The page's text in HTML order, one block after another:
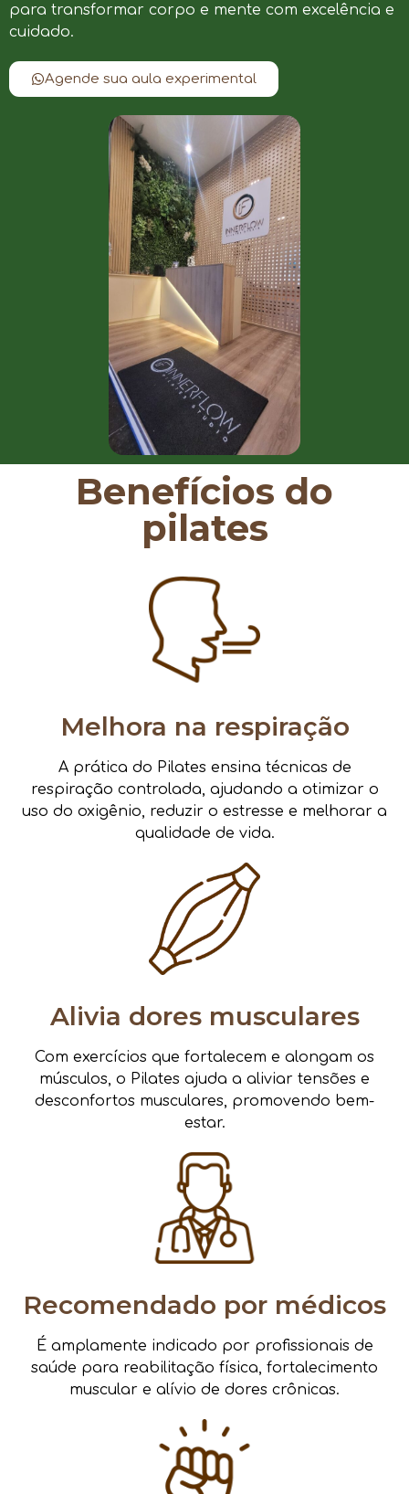
para transformar corpo e mente com excelência e
cuidado.
Agende sua aula experimental
Benefícios do
pilates
Melhora na respiração
A prática do Pilates ensina técnicas de
respiração controlada, ajudando a otimizar o
uso do oxigênio, reduzir o estresse e melhorar a
qualidade de vida.
Alivia dores musculares
Com exercícios que fortalecem e alongam os
músculos, o Pilates ajuda a aliviar tensões e
desconfortos musculares, promovendo bem-
estar.
Recomendado por médicos
É amplamente indicado por profissionais de
saúde para reabilitação física, fortalecimento
muscular e alívio de dores crônicas.